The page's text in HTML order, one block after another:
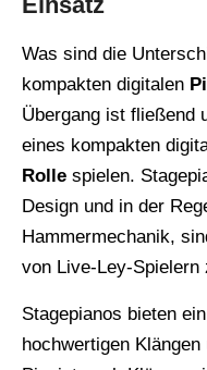
Was sind die
kompakten digitalen
Übergang ist fließend
eines kompakten
Rolle spielen.
Design und in der
Hammermechanik,
von Live-Ley-Spielern
Stagepianos bieten
hochwertigen